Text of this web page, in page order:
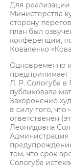
Для
Министерства
сторону
план был
конференции,
Коваленко
Одновременно
предпринимает
Л. Р. Сологуба в
публиковала
Захоронение
в силу того, что
ответственен
Леонидовна
Администрация
том, что срок
Сологуба